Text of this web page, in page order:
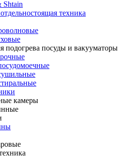
Shtain
техника
подогрева посуды и вакууматоры
камеры